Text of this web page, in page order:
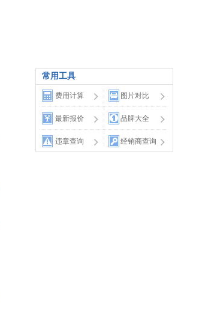
常用工具
费用计算 图片对比
最新报价 品牌大全
违章查询 经销商查询